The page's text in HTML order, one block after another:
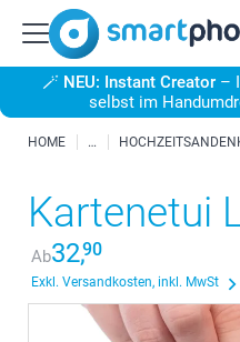
🪄 NEU: Instant Creator –
selbst im
HOME
Kartenetui
Ab32,90
Exkl. Versandkosten, inkl. MwSt